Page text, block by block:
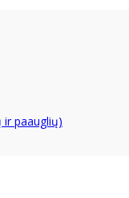
ir paauglių)